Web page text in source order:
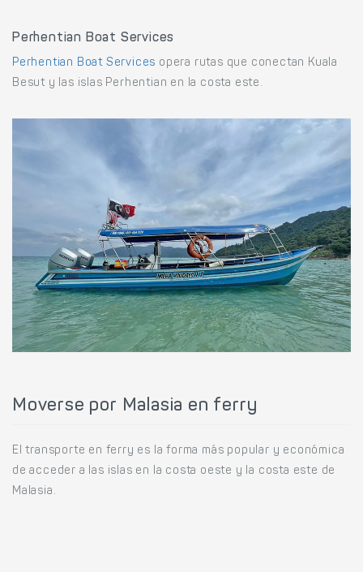
Perhentian Boat Services
Perhentian Boat Services opera rutas que conectan Kuala
Besut y las islas Perhentian en la costa este.
Moverse por Malasia en ferry
El transporte en ferry es la forma más popular y económica
de acceder a las islas en la costa oeste y la costa este de
Malasia.